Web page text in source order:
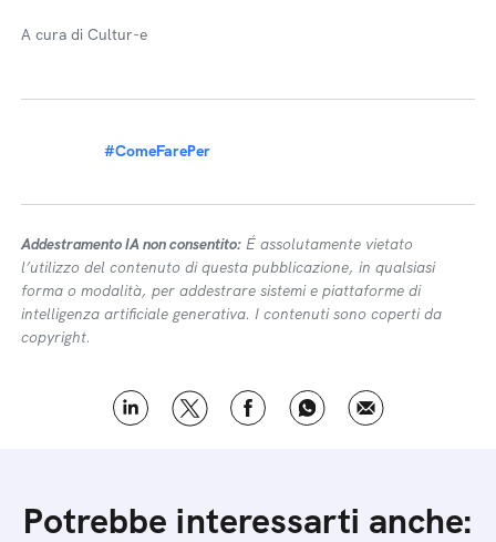
A cura di Cultur-e
#ComeFarePer
Addestramento IA non consentito: É assolutamente vietato
l’utilizzo del contenuto di questa pubblicazione, in qualsiasi
forma o modalità, per addestrare sistemi e piattaforme di
intelligenza artificiale generativa. I contenuti sono coperti da
copyright.
Potrebbe interessarti anche: